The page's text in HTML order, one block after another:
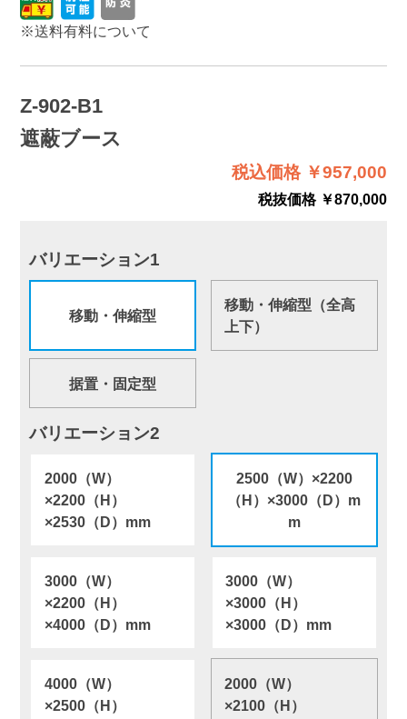
※送料有料について
Z-902-B1
遮蔽ブース
税込価格 ￥957,000
税抜価格 ￥870,000
バリエーション1
移動・伸縮型
移動・伸縮型（全高
上下）
据置・固定型
バリエーション2
2000（W）
×2200（H）
×2530（D）mm
2500（W）×2200
（H）×3000（D）m
m
3000（W）
×2200（H）
×4000（D）mm
3000（W）
×3000（H）
×3000（D）mm
4000（W）
×2500（H）
2000（W）
×2100（H）